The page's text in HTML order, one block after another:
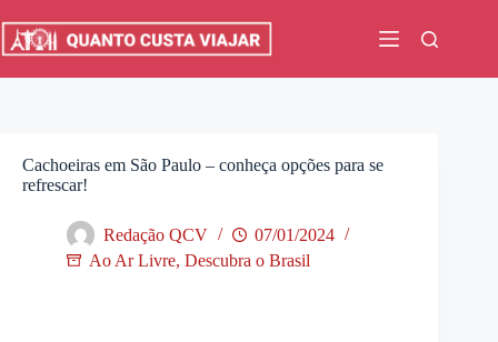
para
Cachoeiras em São Paulo – conheça opções para se
refrescar!
Redação QCV
07/01/2024
Ao Ar Livre, Descubra o Brasil